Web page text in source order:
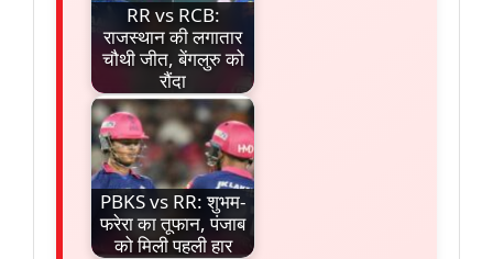
RR vs RCB:
राजस्थान की लगातार
चौथी जीत, बेंगलुरु को
रौंदा
PBKS vs RR: शुभम-
फरेरा का तूफान, पंजाब
को मिली पहली हार